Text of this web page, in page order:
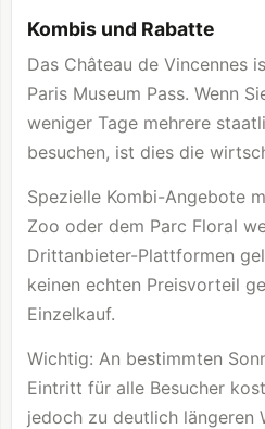
Kombis und Rabatte
Das Château de Vincennes
Paris Museum Pass. Wenn
weniger Tage mehrere
besuchen, ist dies die
Spezielle Kombi-Angebote
Zoo oder dem Parc Floral
Drittanbieter-Plattformen
keinen echten Preisvorteil
Einzelkauf.
Wichtig: An bestimmten
Eintritt für alle Besucher
jedoch zu deutlich längeren